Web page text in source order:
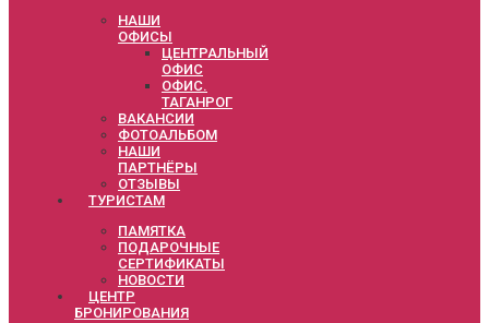
НАШИ
ОФИСЫ
ЦЕНТРАЛЬНЫЙ
ОФИС
ОФИС.
ТАГАНРОГ
ВАКАНСИИ
ФОТОАЛЬБОМ
НАШИ
ПАРТНЁРЫ
ОТЗЫВЫ
ТУРИСТАМ
ПАМЯТКА
ПОДАРОЧНЫЕ
СЕРТИФИКАТЫ
НОВОСТИ
ЦЕНТР
БРОНИРОВАНИЯ